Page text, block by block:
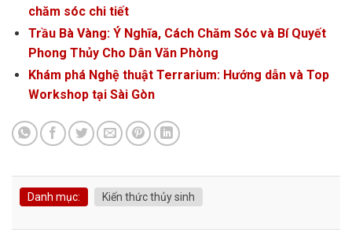
chăm sóc chi tiết
Trầu Bà Vàng: Ý Nghĩa, Cách Chăm Sóc và Bí Quyết
Phong Thủy Cho Dân Văn Phòng
Khám phá Nghệ thuật Terrarium: Hướng dẫn và Top
Workshop tại Sài Gòn
Danh mục: Kiến thức thủy sinh